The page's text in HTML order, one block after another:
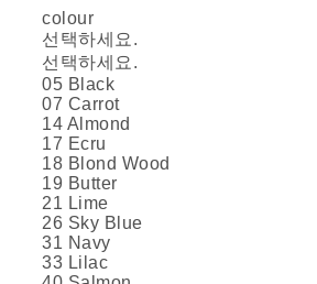
colour
선택하세요.
선택하세요.
05 Black
07 Carrot
14 Almond
17 Ecru
​​​​18 Blond Wood
19 Butter
21 Lime
26 Sky Blue
31 Navy
33 Lilac